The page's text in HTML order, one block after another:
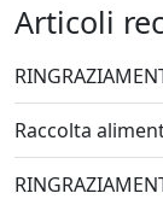
Articoli
Raccolta